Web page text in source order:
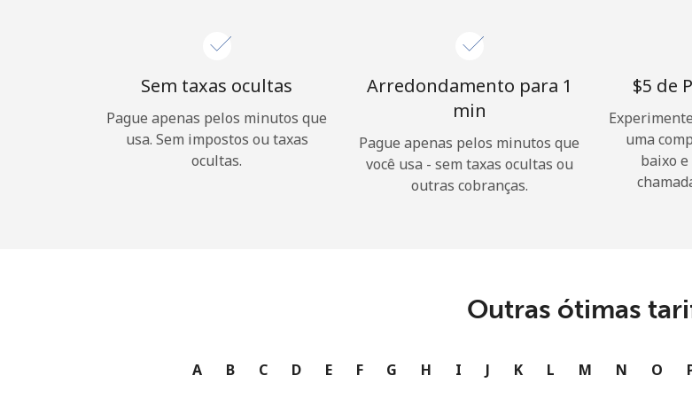
Continuar com
Sem taxas ocultas
Pague apenas pelos minutos que
usa. Sem impostos ou taxas
ocultas.
Arredondamento para 1
min
Pague apenas pelos minutos que
você usa - sem taxas ocultas ou
outras cobranças.
⁦$5⁩ de
uma
baixo
Outras ótimas
A B C D E F G H I J K L M N O